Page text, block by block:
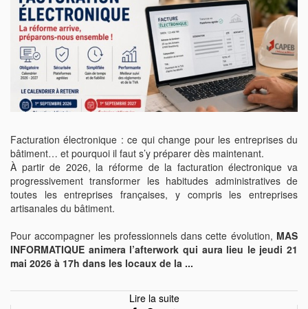
Facturation électronique : ce qui change pour les entreprises du
bâtiment… et pourquoi il faut s’y préparer dès maintenant.
À partir de 2026, la réforme de la facturation électronique va
progressivement transformer les habitudes administratives de
toutes les entreprises françaises, y compris les entreprises
artisanales du bâtiment.
Pour accompagner les professionnels dans cette évolution, MAS
INFORMATIQUE animera l’afterwork qui aura lieu le jeudi 21
mai 2026 à 17h dans les locaux de la ...
Lire la suite